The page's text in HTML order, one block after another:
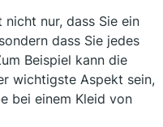
nur, dass Sie ein
dass Sie jedes
Beispiel kann die
wichtigste Aspekt sein,
bei einem Kleid von